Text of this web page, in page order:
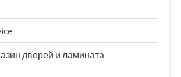
дверей и ламината